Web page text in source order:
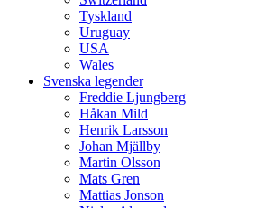
Tyskland
Uruguay
USA
Wales
Svenska legender
Freddie Ljungberg
Håkan Mild
Henrik Larsson
Johan Mjällby
Martin Olsson
Mats Gren
Mattias Jonson